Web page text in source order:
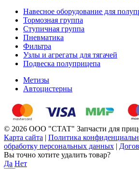
Навесное оборудование для
Тормозная группа
Ступичная группа
Пневматика
Фильтра
Узлы и агрегаты для тягачей
Подвеска полуприцепа
Метизы
Автоцистерны
© 2026 ООО "СТАТ" Запчасти для
Карта сайта | Политика
обработку персональных данных |
Вы точно хотите удалить товар?
Да Нет